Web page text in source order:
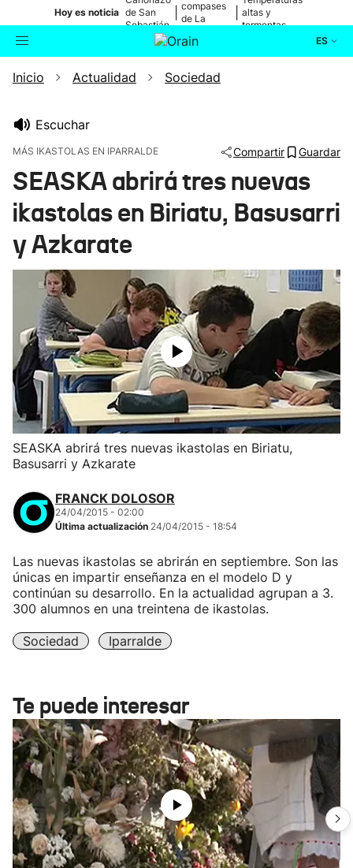
Hoy es noticia de San
Sebastián
compases
de La
altas y
tormentas
ES
Buscador Actualidad
Ikusmiran
Inicio Actualidad Sociedad
Escuchar
MÁS IKASTOLAS EN IPARRALDE Compartir Guardar
SEASKA abrirá tres nuevas
ikastolas en Biriatu, Basusarri
y Azkarate
SEASKA abrirá tres nuevas ikastolas en Biriatu,
Basusarri y Azkarate
FRANCK DOLOSOR
24/04/2015 - 02:00
Última actualización 24/04/2015 - 18:54
Las nuevas ikastolas se abrirán en septiembre. Son las
únicas en impartir enseñanza en el modelo D y
continúan su desarrollo. En la actualidad agrupan a 3.
300 alumnos en una treintena de ikastolas.
Sociedad Iparralde
Te puede interesar